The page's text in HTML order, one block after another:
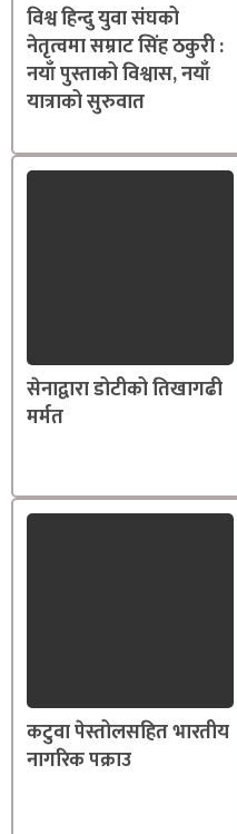
विश्व हिन्दु युवा संघको
नेतृत्वमा सम्राट सिंह ठकुरी :
नयाँ पुस्ताको विश्वास, नयाँ
यात्राको सुरुवात
सेनाद्वारा डोटीको तिखागढी
मर्मत
कटुवा पेस्तोलसहित भारतीय
नागरिक पक्राउ